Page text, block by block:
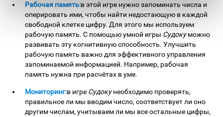
Рабочая память:в этой игре нужно запоминать числа и
оперировать ими, чтобы найти недостающую в каждой
свободной клетке цифру. Для этого мы используем
рабочую память. С помощью умной игры Судокуможно
развивать эту когнитивную способность. Улучшить
рабочую память важно для эффективного управления
запоминаемой информацией. Например, рабочая
память нужна при расчётах в уме.
Мониторинг:в игре Судокунеобходимо проверять,
правильное ли мы вводим число, соответствует ли оно
другим числам, учитываем ли мы все остальные цифры,